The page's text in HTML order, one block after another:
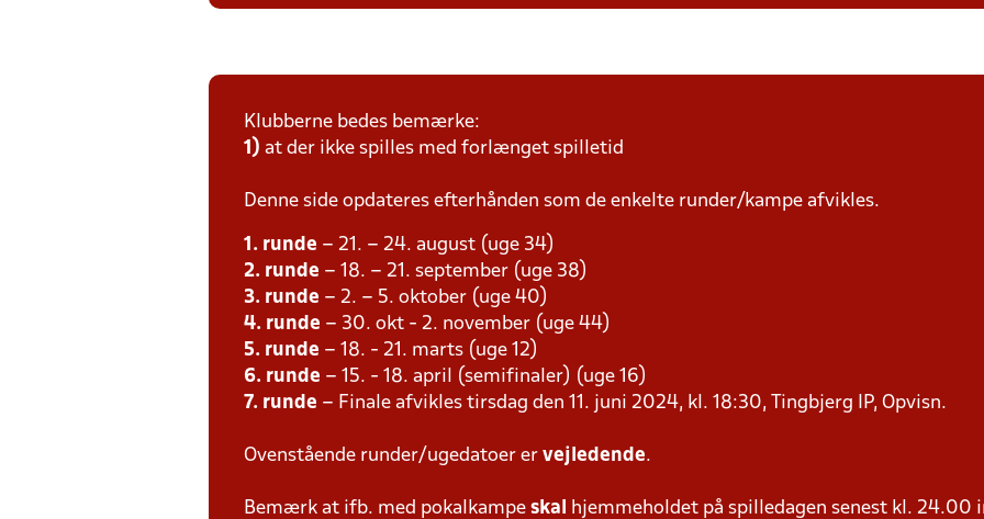
Klubberne bedes bemærke:
1) at der ikke spilles med forlænget spilletid
Denne side opdateres efterhånden som de enkelte runder/kampe afvikles.
1. runde – 21. – 24. august (uge 34)
2. runde – 18. – 21. september (uge 38)
3. runde – 2. – 5. oktober (uge 40)
4. runde – 30. okt - 2. november (uge 44)
5. runde – 18. - 21. marts (uge 12)
6. runde – 15. - 18. april (semifinaler) (uge 16)
7. runde – Finale afvikles tirsdag den 11. juni 2024, kl. 18:30, Tingbjerg IP, Opvisn.
Ovenstående runder/ugedatoer er vejledende.
Bemærk at ifb. med pokalkampe skal
hjemmeholdet på spilledagen senest kl. 24.00